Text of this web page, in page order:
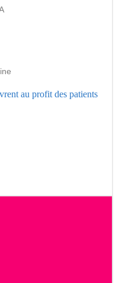
au profit des patients